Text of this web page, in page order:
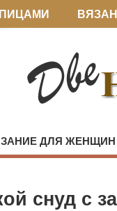
ДЛЯ ЖЕНЩИН
снуд с